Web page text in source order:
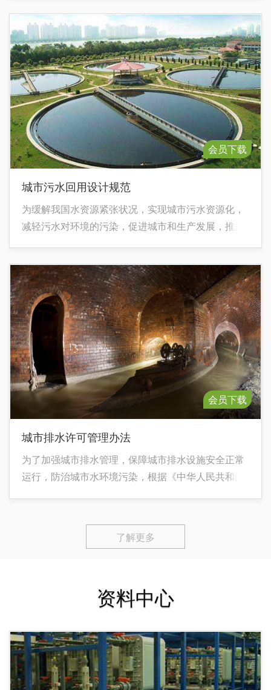
会员下载
城市污水回用设计规范
为缓解我国水资源紧张状况，实现城市污水资源化，
减轻污水对环境的污染，促进城市和生产发展，推广
定本规范。
会员下载
城市排水许可管理办法
为了加强城市排水管理，保障城市排水设施安全正常
运行，防治城市水环境污染，根据《中华人民共和国
了解更多
资料中心